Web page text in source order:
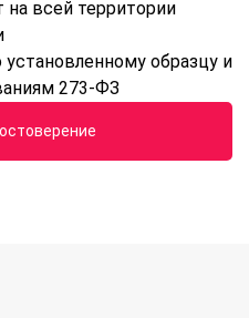
всей территории
образцу и
273-ФЗ